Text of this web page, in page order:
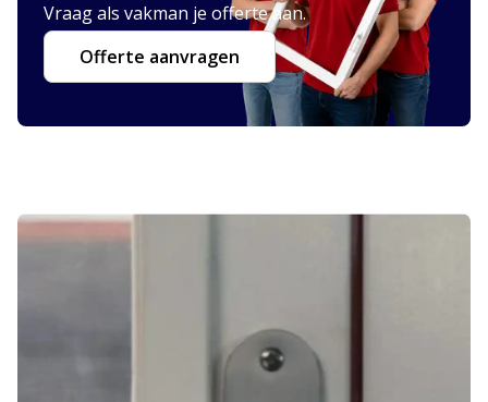
Vraag als vakman je offerte aan.
Offerte aanvragen